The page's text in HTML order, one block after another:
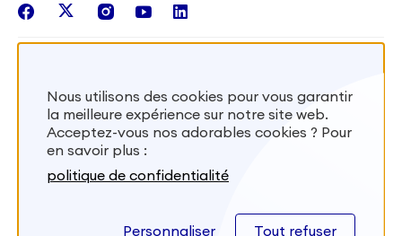
Intégrer nos équipes
facebook
twitterinstagram
youtubelinkedin
S'inscrire
Besoin d’aide? Visitez notre foire aux
Nous utilisons des cookies pour vous garantir
la meilleure expérience sur notre site web.
Acceptez-vous nos adorables cookies ? Pour
en savoir plus :
politique de confidentialité
Personnaliser Tout refuser